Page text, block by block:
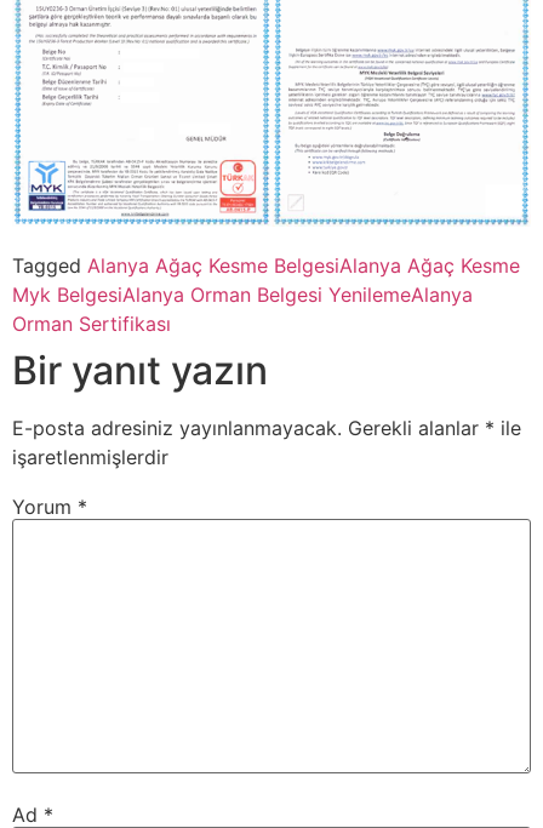
Tagged Alanya Ağaç Kesme BelgesiAlanya Ağaç Kesme
Myk BelgesiAlanya Orman Belgesi YenilemeAlanya
Orman Sertifikası
Bir yanıt yazın
E-posta adresiniz yayınlanmayacak. Gerekli alanlar * ile
işaretlenmişlerdir
Yorum *
Ad *